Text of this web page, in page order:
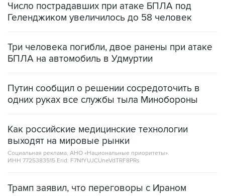
Число пострадавших при атаке БПЛА под
Геленджиком увеличилось до 58 человек
Три человека погибли, двое ранены при атаке
БПЛА на автомобиль в Удмуртии
Путин сообщил о решении сосредоточить в
одних руках все службы тыла Минобороны
Как российские медицинские технологии
выходят на мировые рынки
Социальная реклама, АНО «Национальные приоритеты».
ИНН 7725383515 Erid: F7NfYUJCUneVdTRF8PRs
Трамп заявил, что переговоры с Ираном